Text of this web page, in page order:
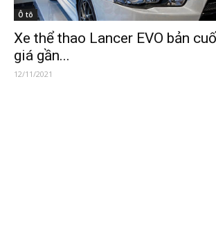
Ô tô
Xe thể thao Lancer EVO bản
giá gần...
12/11/2021